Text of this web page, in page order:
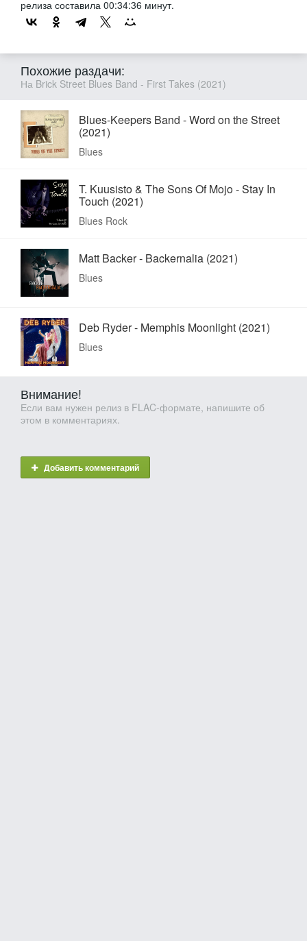
релиза составила 00:34:36 минут.
Похожие раздачи:
На Brick Street Blues Band - First Takes (2021)
Blues-Keepers Band - Word on the Street
(2021)
Blues
T. Kuusisto & The Sons Of Mojo - Stay In
Touch (2021)
Blues Rock
Matt Backer - Backernalia (2021)
Blues
Deb Ryder - Memphis Moonlight (2021)
Blues
Внимание!
Если вам нужен релиз в FLAC-формате, напишите об
этом в комментариях.
Добавить комментарий